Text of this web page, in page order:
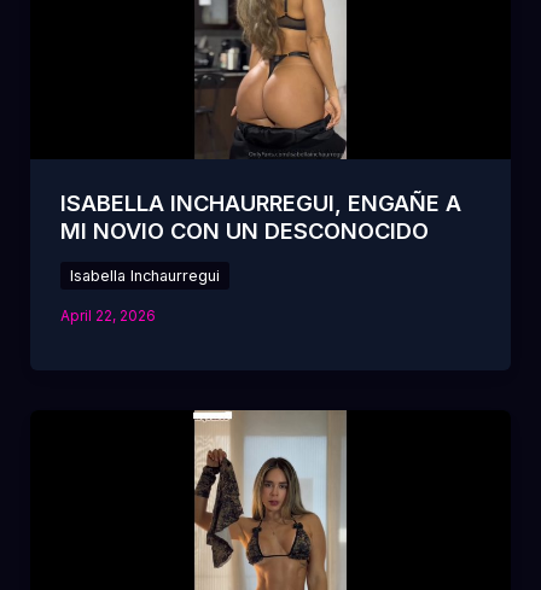
ISABELLA INCHAURREGUI, ENGAÑE A
MI NOVIO CON UN DESCONOCIDO
Isabella Inchaurregui
April 22, 2026